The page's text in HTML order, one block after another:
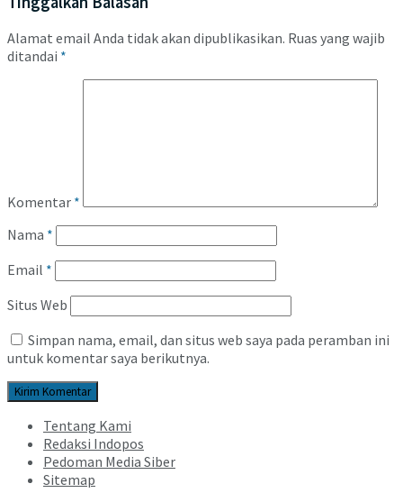
Alamat email Anda tidak akan dipublikasikan. Ruas yang wajib
ditandai *
Komentar *
Nama *
Email *
Situs Web
Simpan nama, email, dan situs web saya pada peramban ini
untuk komentar saya berikutnya.
Tentang Kami
Redaksi Indopos
Pedoman Media Siber
Sitemap